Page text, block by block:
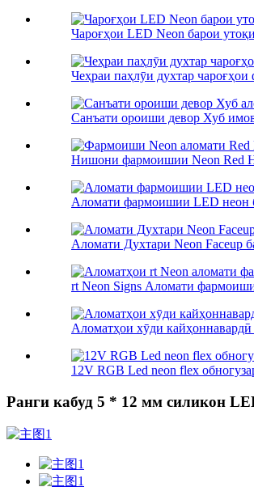
Чароғҳои LED Neon барои
Чеҳраи паҳлӯи духтар
Санъати ороиши девор Хуб
Нишони фармоишии Neon Red
Аломати фармоишии LED неон
Аломати Духтари Neon Faceup
rt Neon Signs Аломати
Аломатҳои хӯди
12V RGB Led neon flex
Ранги кабуд 5 * 12 мм силикон